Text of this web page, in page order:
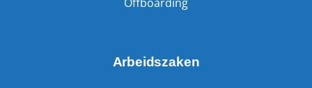
Arbeidszaken